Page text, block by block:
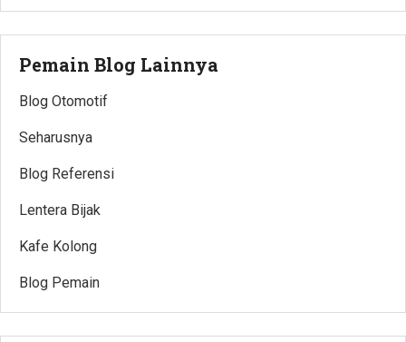
Pemain Blog Lainnya
Blog Otomotif
Seharusnya
Blog Referensi
Lentera Bijak
Kafe Kolong
Blog Pemain